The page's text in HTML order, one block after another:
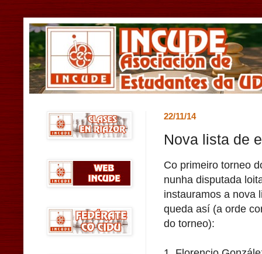
22/11/14
Nova lista de
Co primeiro torneo
nunha disputada
instauramos a nova
queda así (a orde
do torneo):